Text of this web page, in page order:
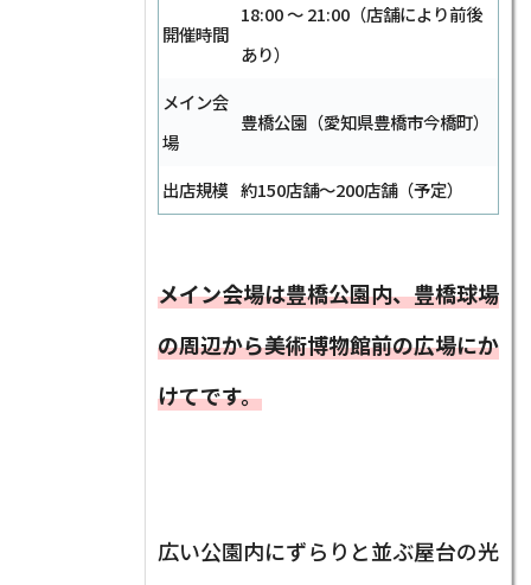
開催時間
18:00 ～ 21:00（店舗により前後
あり）
メイン会
場
豊橋公園（愛知県豊橋市今橋町）
出店規模 約150店舗～200店舗（予定）
メイン会場は豊橋公園内、豊橋球場
の周辺から美術博物館前の広場にか
けてです。
広い公園内にずらりと並ぶ屋台の光